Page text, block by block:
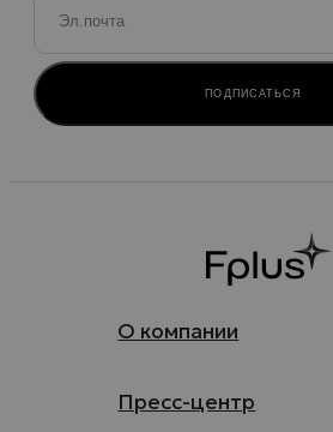
ПОДПИСАТЬСЯ
О компании
Пресс-центр